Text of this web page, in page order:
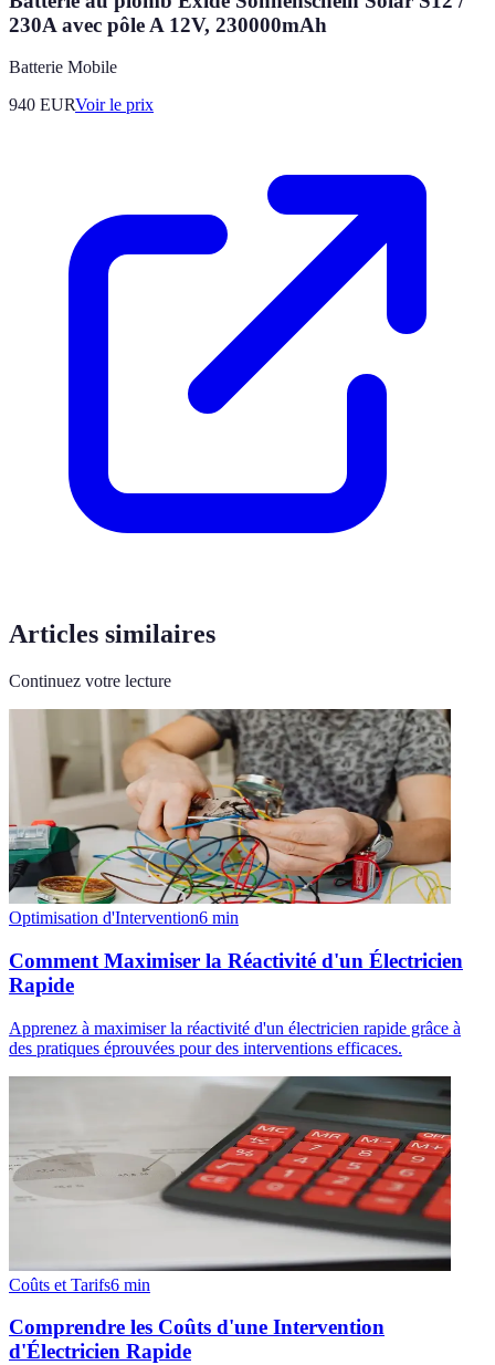
230A avec pôle A 12V, 230000mAh
Batterie Mobile
940 EURVoir le prix
Articles similaires
Continuez votre lecture
Optimisation d'Intervention6 min
Comment Maximiser la Réactivité d'un Électricien
Rapide
Apprenez à maximiser la réactivité d'un électricien rapide grâce à
des pratiques éprouvées pour des interventions efficaces.
Coûts et Tarifs6 min
Comprendre les Coûts d'une Intervention
d'Électricien Rapide